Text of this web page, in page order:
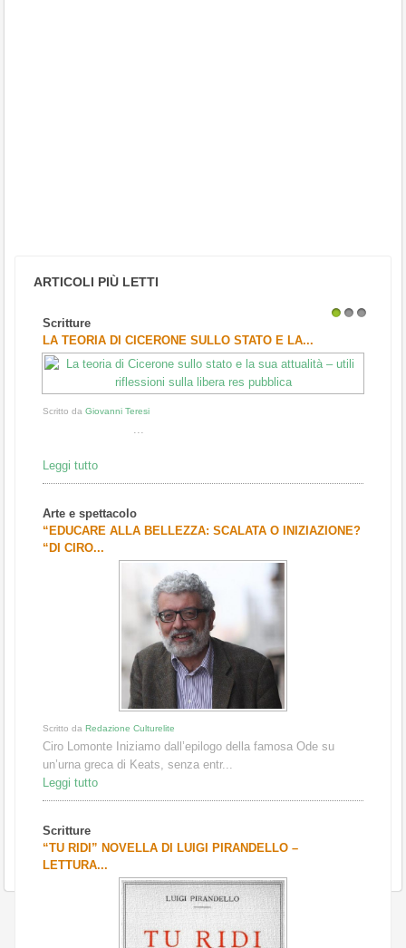
ARTICOLI PIÙ LETTI
Scritture
LA TEORIA DI CICERONE SULLO STATO E LA...
Scritto da Giovanni Teresi
...
Leggi tutto
Arte e spettacolo
“EDUCARE ALLA BELLEZZA: SCALATA O INIZIAZIONE?
“DI CIRO...
Scritto da Redazione Culturelite
Ciro Lomonte Iniziamo dall’epilogo della famosa Ode su
un’urna greca di Keats, senza entr...
Leggi tutto
Scritture
“TU RIDI” NOVELLA DI LUIGI PIRANDELLO –
LETTURA...